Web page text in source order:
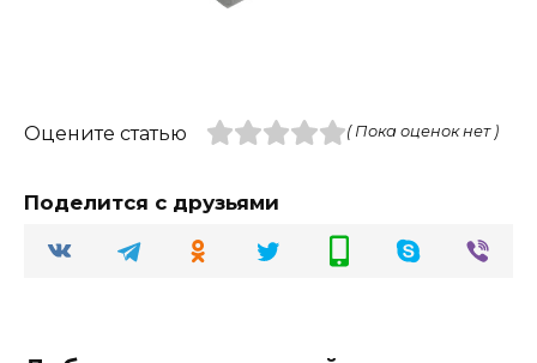
Оцените статью ( Пока оценок нет )
Поделится с друзьями